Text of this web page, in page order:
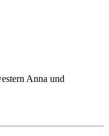
Anna und